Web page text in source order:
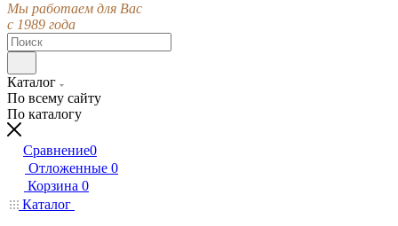
Мы работаем для Вас
с 1989 года
Каталог
По всему сайту
По каталогу
Сравнение0
Отложенные 0
Корзина 0
Каталог